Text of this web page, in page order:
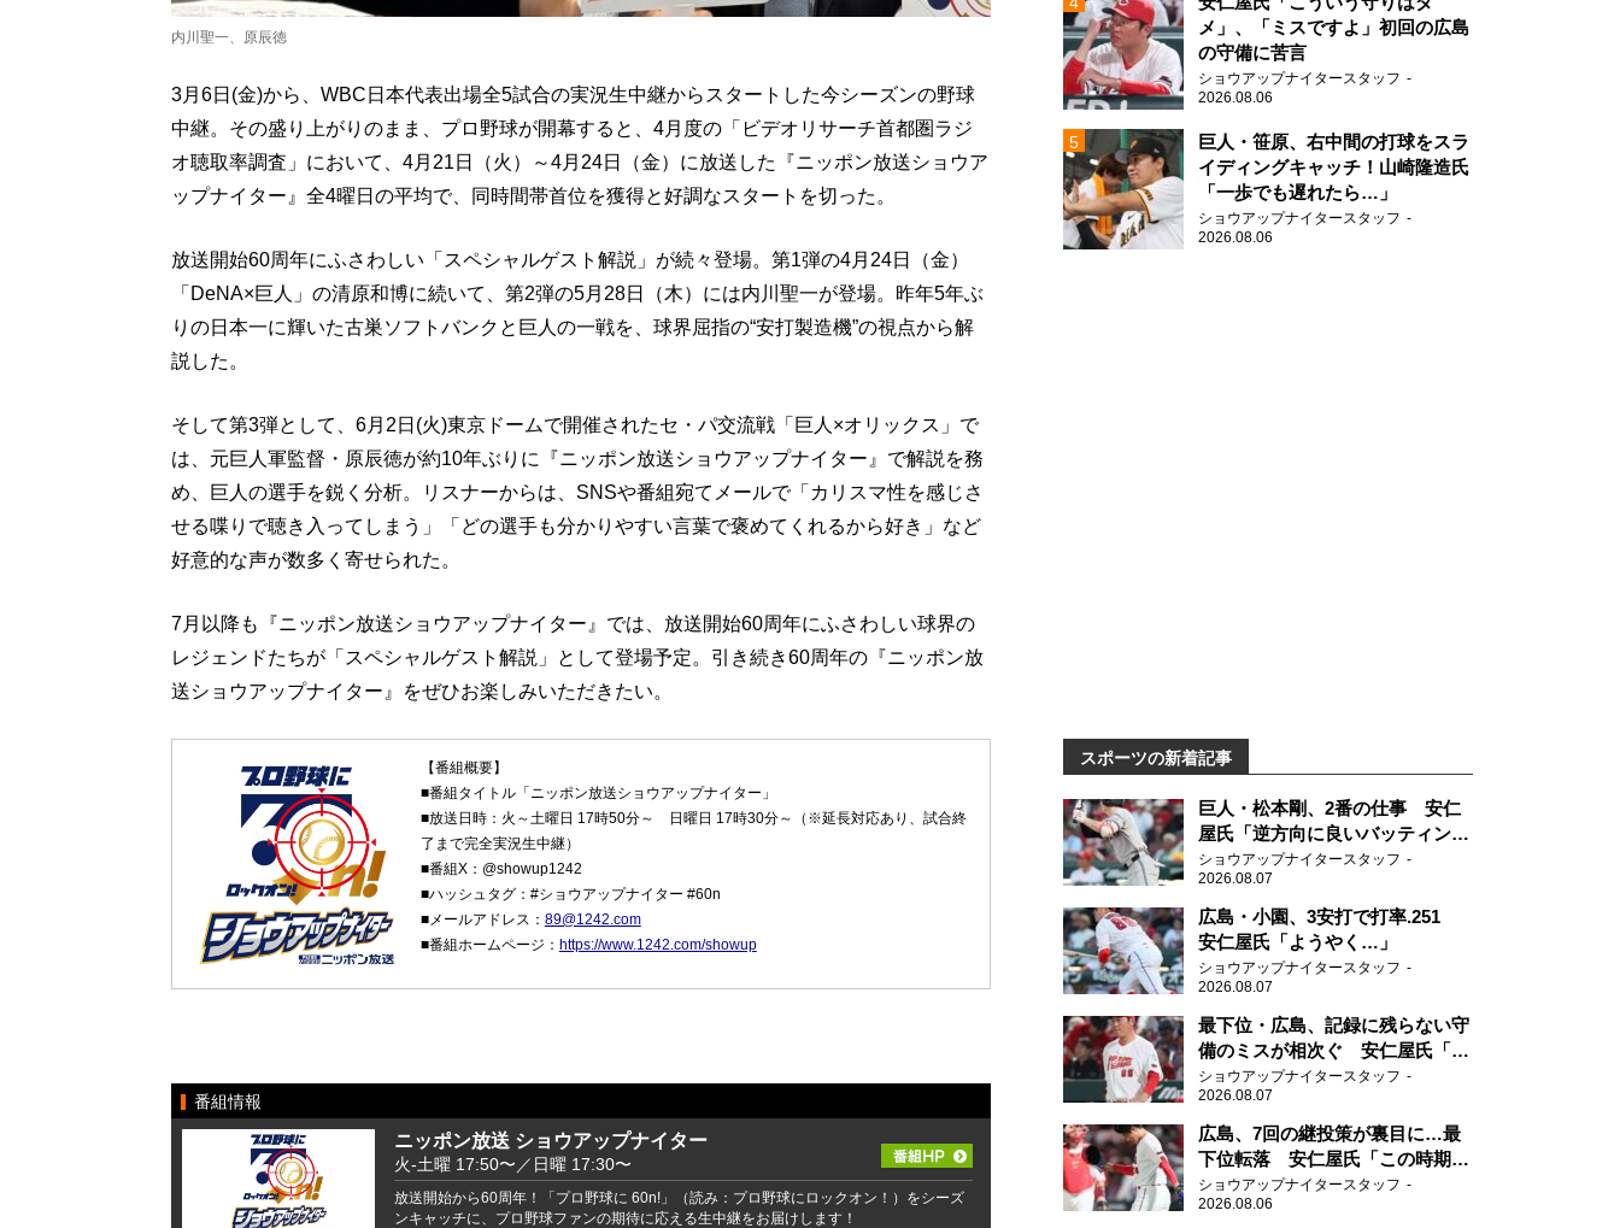
内川聖一、原辰徳
3月6日(金)から、WBC日本代表出場全5試合の実況生中継からスタートした今シーズンの野球
中継。その盛り上がりのまま、プロ野球が開幕すると、4月度の「ビデオリサーチ首都圏ラジ
オ聴取率調査」において、4月21日（火）～4月24日（金）に放送した『ニッポン放送ショウア
ップナイター』全4曜日の平均で、同時間帯首位を獲得と好調なスタートを切った。
放送開始60周年にふさわしい「スペシャルゲスト解説」が続々登場。第1弾の4月24日（金）
「DeNA×巨人」の清原和博に続いて、第2弾の5月28日（木）には内川聖一が登場。昨年5年ぶ
りの日本一に輝いた古巣ソフトバンクと巨人の一戦を、球界屈指の“安打製造機”の視点から解
説した。
そして第3弾として、6月2日(火)東京ドームで開催されたセ・パ交流戦「巨人×オリックス」で
は、元巨人軍監督・原辰徳が約10年ぶりに『ニッポン放送ショウアップナイター』で解説を務
め、巨人の選手を鋭く分析。リスナーからは、SNSや番組宛てメールで「カリスマ性を感じさ
せる喋りで聴き入ってしまう」「どの選手も分かりやすい言葉で褒めてくれるから好き」など
好意的な声が数多く寄せられた。
7月以降も『ニッポン放送ショウアップナイター』では、放送開始60周年にふさわしい球界の
レジェンドたちが「スペシャルゲスト解説」として登場予定。引き続き60周年の『ニッポン放
送ショウアップナイター』をぜひお楽しみいただきたい。
【番組概要】
■番組タイトル「ニッポン放送ショウアップナイター」
■放送日時：火～土曜日 17時50分～ 日曜日 17時30分～（※延長対応あり、試合終
了まで完全実況生中継）
■番組X：@showup1242
■ハッシュタグ：#ショウアップナイター #60n
■メールアドレス： 89@1242.com
■番組ホームページ： https://www.1242.com/showup
番組情報
ニッポン放送 ショウアップナイター
火-土曜 17:50〜／日曜 17:30〜
放送開始から60周年！「プロ野球に 60n!」（読み：プロ野球にロックオン！）をシーズ
ンキャッチに、プロ野球ファンの期待に応える生中継をお届けします！
メ」、「ミスですよ」初回の広島
の守備に苦言
ショウアップナイタースタッフ
2026.08.06
巨人・笹原、右中間の打球をスラ
イディングキャッチ！山崎隆造氏
「一歩でも遅れたら…」
ショウアップナイタースタッフ
2026.08.06
スポーツの新着記事
巨人・松本剛、2番の仕事 安仁
屋氏「逆方向に良いバッティン
グ」
ショウアップナイタースタッフ
2026.08.07
広島・小園、3安打で打率.251
安仁屋氏「ようやく…」
ショウアップナイタースタッフ
2026.08.07
最下位・広島、記録に残らない守
備のミスが相次ぐ 安仁屋氏「最
近守りのミスが多い」
ショウアップナイタースタッフ
2026.08.07
広島、7回の継投策が裏目に…最
下位転落 安仁屋氏「この時期に
来て勉強はない」
ショウアップナイタースタッフ
2026.08.06